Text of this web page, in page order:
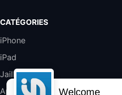
Blanc
357,4€
CATÉGORIES
iPhone
iPad
Jailbreak
Applications
Welcome